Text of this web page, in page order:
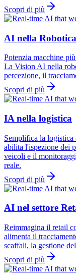
Scopri di più
AI nella Robotica
Potenzia macchine
La Vision AI nella
percezione, il
Scopri di più
IA nella logistica
Semplifica la
abilita l'ispezione dei
veicoli e il
reale.
Scopri di più
AI nel settore
Reimmagina il retail
alimenta il
scaffali, la gestione
Scopri di più